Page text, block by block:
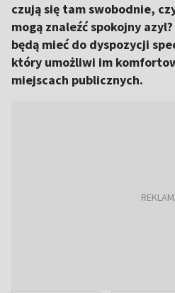
czują się tam swobodnie,
mogą znaleźć spokojny
będą mieć do dyspozycji
który umożliwi im
miejscach publicznych.